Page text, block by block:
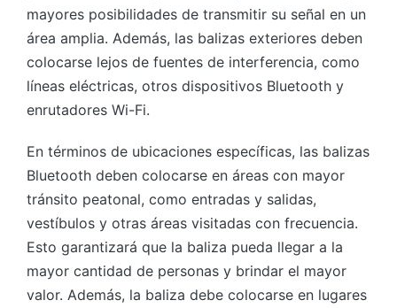
mayores posibilidades de transmitir su señal en un
área amplia. Además, las balizas exteriores deben
colocarse lejos de fuentes de interferencia, como
líneas eléctricas, otros dispositivos Bluetooth y
enrutadores Wi-Fi.
En términos de ubicaciones específicas, las balizas
Bluetooth deben colocarse en áreas con mayor
tránsito peatonal, como entradas y salidas,
vestíbulos y otras áreas visitadas con frecuencia.
Esto garantizará que la baliza pueda llegar a la
mayor cantidad de personas y brindar el mayor
valor. Además, la baliza debe colocarse en lugares